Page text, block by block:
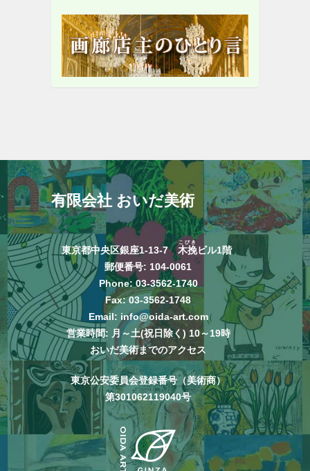
有限会社 おいだ美術
東京都中央区銀座1-13-7木挽
こびき
ビル1階
郵便番号: 104-0061
Phone: 03-3562-1740
Fax: 03-3562-1748
Email: info@oida-art.com
営業時間: 月～土(祝日除く) 10～19時
おいだ美術までのアクセス
東京公安委員会登録番号（美術商）
第301062119040号